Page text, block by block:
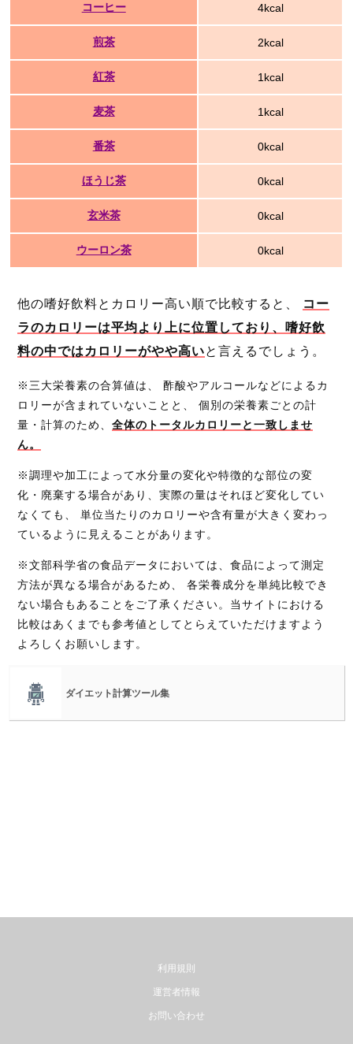
コーヒー 4kcal
煎茶 2kcal
紅茶 1kcal
麦茶 1kcal
番茶 0kcal
ほうじ茶 0kcal
玄米茶 0kcal
ウーロン茶 0kcal
他の嗜好飲料とカロリー高い順で比較すると、
コー
ラのカロリーは平均より上に位置しており、嗜好飲
料の中ではカロリーがやや高いと言えるでしょう。
※三大栄養素の合算値は、 酢酸やアルコールなどによるカ
ロリーが含まれていないことと、 個別の栄養素ごとの計
量・計算のため、 全体のトータルカロリーと一致しませ
ん。
※調理や加工によって水分量の変化や特徴的な部位の変
化・廃棄する場合があり、実際の量はそれほど変化してい
なくても、 単位当たりのカロリーや含有量が大きく変わっ
ているように見えることがあります。
※文部科学省の食品データにおいては、食品によって測定
方法が異なる場合があるため、 各栄養成分を単純比較でき
ない場合もあることをご了承ください。当サイトにおける
比較はあくまでも参考値としてとらえていただけますよう
よろしくお願いします。
ダイエット計算ツール集
利用規則
運営者情報
お問い合わせ